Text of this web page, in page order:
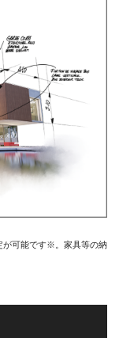
が可能です※。家具等の納